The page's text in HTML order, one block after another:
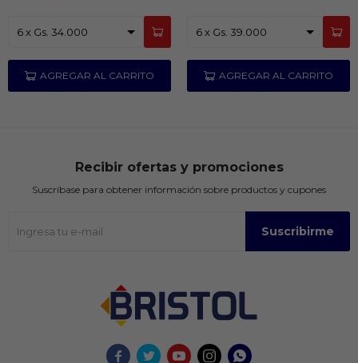
    
Recibir ofertas y promociones
Suscríbase para obtener información sobre productos y cupones
Suscribirme